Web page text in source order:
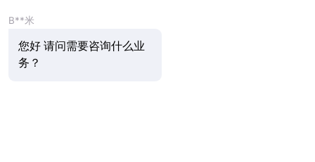
B**米
您好 请问需要咨询什么业
务？